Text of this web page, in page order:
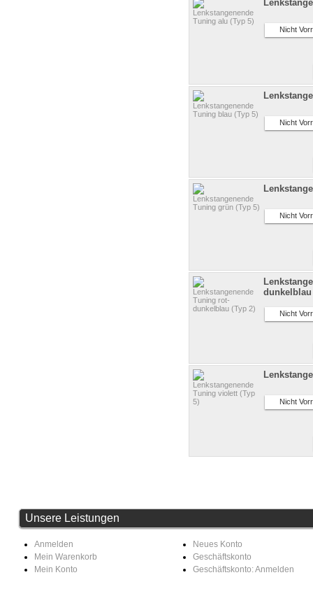
Nicht
Nicht
Nicht
dunkelblau
Nicht
Nicht
Unsere Leistungen
Anmelden
Mein Warenkorb
Mein Konto
Neues Konto
Geschäftskonto
Geschäftskonto: Anmelden